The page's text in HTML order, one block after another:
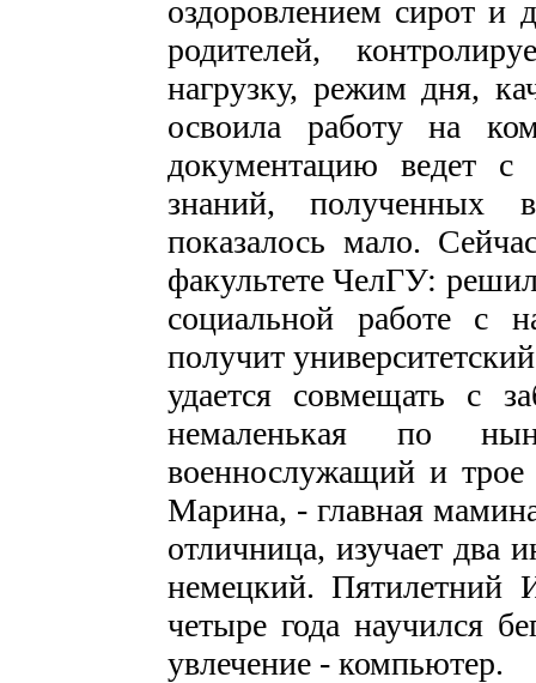
оздоровлением сирот и
родителей,
нагрузку, режим дня,
освоила работу на
документацию ведет
знаний, полученных
показалось мало.
факультете ЧелГУ:
социальной работе с
получит
удается совмещать с
немаленькая по
военнослужащий и трое
Марина, - главная
отличница, изучает два
немецкий. Пятилетний
четыре года научился
увлечение - компьютер.